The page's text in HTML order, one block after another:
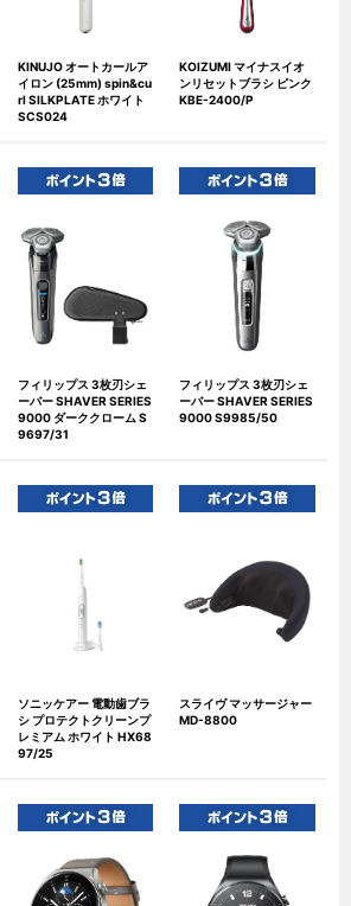
KINUJO オートカールア
イロン (25mm) spin&cu
rl SILKPLATE ホワイト
SCS024
KOIZUMI マイナスイオ
ンリセットブラシ ピンク
KBE-2400/P
フィリップス 3枚刃シェ
ーバー SHAVER SERIES
9000 ダーククローム S
9697/31
フィリップス 3枚刃シェ
ーバー SHAVER SERIES
9000 S9985/50
ソニッケアー 電動歯ブラ
シ プロテクトクリーンプ
レミアム ホワイト HX68
97/25
スライヴ マッサージャー
MD-8800